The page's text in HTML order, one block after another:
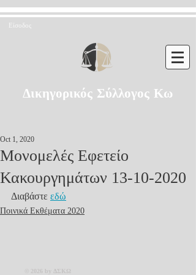
Είσοδος
Δικηγορικός Σύλλογος Κω
Μονομελές Εφετείο
Κακουργημάτων 13-10-2020
Oct 1, 2020
Διαβάστε εδώ
Ποινικά Εκθέματα 2020
© 2026 by ΔΣΚΩ